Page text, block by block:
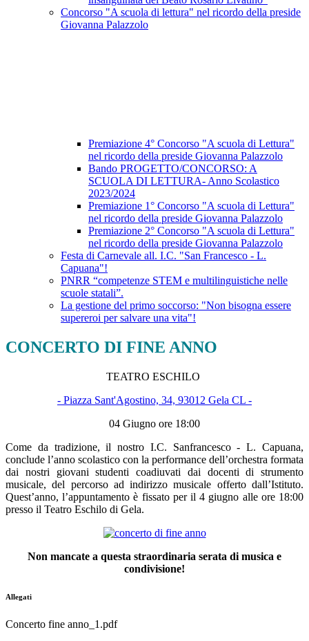
Concorso "A scuola di lettura" nel ricordo della preside
Giovanna Palazzolo
Premiazione 4° Concorso "A scuola di Lettura"
nel ricordo della preside Giovanna Palazzolo
Bando PROGETTO/CONCORSO: A
SCUOLA DI LETTURA- Anno Scolastico
2023/2024
Premiazione 1° Concorso "A scuola di Lettura"
nel ricordo della preside Giovanna Palazzolo
Premiazione 2° Concorso "A scuola di Lettura"
nel ricordo della preside Giovanna Palazzolo
Festa di Carnevale all. I.C. "San Francesco - L.
Capuana"!
PNRR “competenze STEM e multilinguistiche nelle
scuole statali”.
La gestione del primo soccorso: "Non bisogna essere
supereroi per salvare una vita"!
CONCERTO DI FINE ANNO
TEATRO ESCHILO
- Piazza Sant'Agostino, 34, 93012 Gela CL -
04 Giugno ore 18:00
Come da tradizione, il nostro I.C. Sanfrancesco - L. Capuana,
conclude l’anno scolastico con la performance dell’orchestra formata
dai nostri giovani studenti coadiuvati dai docenti di strumento
musicale, del percorso ad indirizzo musicale offerto dall’Istituto.
Quest’anno, l’appuntamento è fissato per il 4 giugno alle ore 18:00
presso il Teatro Eschilo di Gela.
Non mancate a questa straordinaria serata di musica e
condivisione!
Allegati
Concerto fine anno_1.pdf